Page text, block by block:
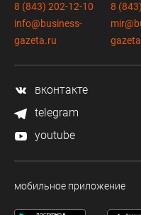
8 (843) 202-12-10
info@business-
gazeta.ru
8
вконтакте
telegram
youtube
мобильное приложение